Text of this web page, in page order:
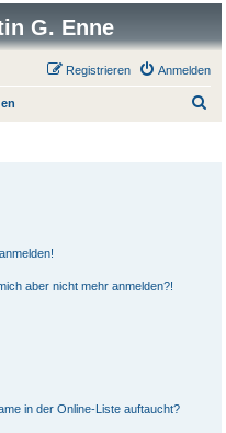
G. Enne
Anmelden
Registrieren
aber nicht mehr anmelden?!
in der Online-Liste auftaucht?